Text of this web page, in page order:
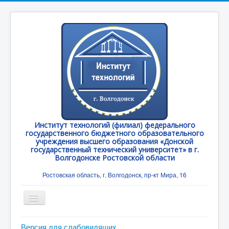
Институт технологий (филиал) федерального
государственного бюджетного образовательного
учреждения высшего образования «Донской
государственный технический университет» в г.
Волгодонске Ростовской области
Ростовская область, г. Волгодонск, пр-кт Мира, 16
Toggle
Navigation
Главная
Версия для слабовидящих